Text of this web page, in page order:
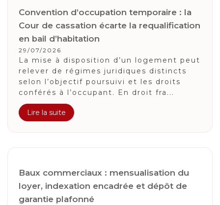
Convention d’occupation temporaire : la
Cour de cassation écarte la requalification
en bail d’habitation
29/07/2026
La mise à disposition d’un logement peut
relever de régimes juridiques distincts
selon l’objectif poursuivi et les droits
conférés à l’occupant. En droit fra...
Lire la suite
Baux commerciaux : mensualisation du
loyer, indexation encadrée et dépôt de
garantie plafonné